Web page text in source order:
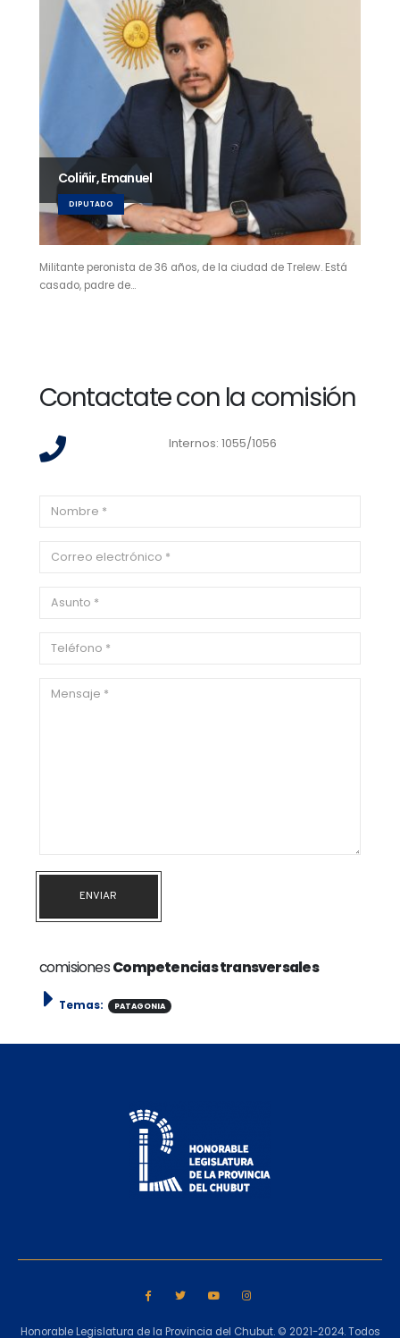
Coliñir, Emanuel
DIPUTADO
Militante peronista de 36 años, de la ciudad de Trelew. Está
casado, padre de…
Contactate con la comisión
Internos: 1055/1056
ENVIAR
comisionesCompetencias transversales
Temas: PATAGONIA
Honorable Legislatura de la Provincia del Chubut. © 2021-2024. Todos